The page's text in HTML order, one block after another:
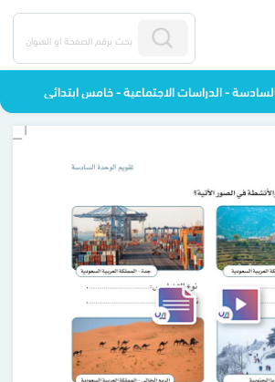
- الدراسات الاجتماعية - خامس ابتدائي